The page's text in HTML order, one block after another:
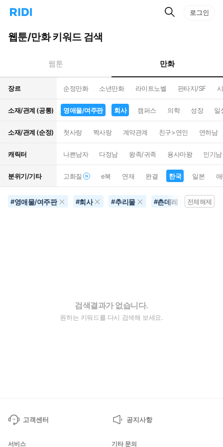
리
홈
으
턴
트
검
로그인
웹툰/만화 키워드 검색
웹툰 만화
장르 순정만화 소년만화 라이트노벨 판타지/SF
소재/관계 (공통) 영애물/여주판 회사 캠퍼스 의학 성장 일
소재/관계 (순정) 첫사랑 짝사랑 계약관계 친구>연인 연하남
캐릭터 나쁜남자 다정남 왕족/귀족 용사마왕 인기남
분위기/기타 고화질 e북 연재 완결 한국 일본
#영애물/여주판 #회사 #추리물 #츤데레 #한국
전체해제
검색결과가 없습니다.
원하는 키워드를 다시 검색해 보세요.
고객센터 공지사항
서비스 기타 문의